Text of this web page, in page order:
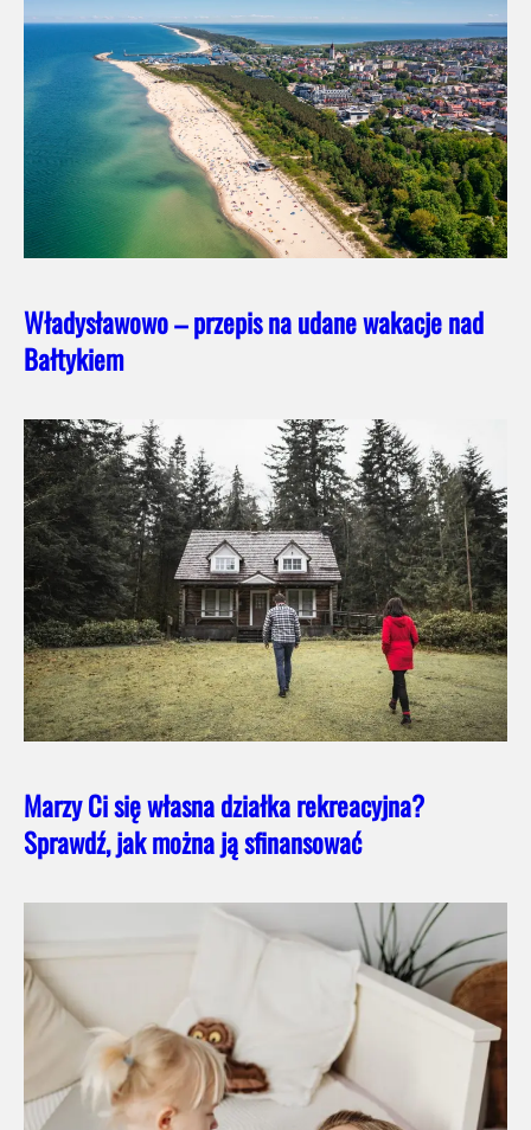
Władysławowo – przepis na udane wakacje nad
Bałtykiem
Marzy Ci się własna działka rekreacyjna?
Sprawdź, jak można ją sfinansować